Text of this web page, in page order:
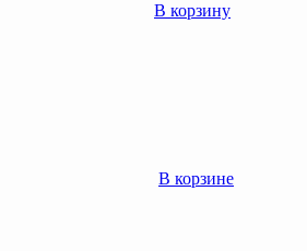
В корзину
В корзине